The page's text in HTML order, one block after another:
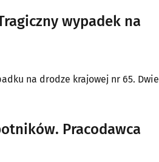
wypadek na
na drodze krajowej nr 65. Dwie
Pracodawca